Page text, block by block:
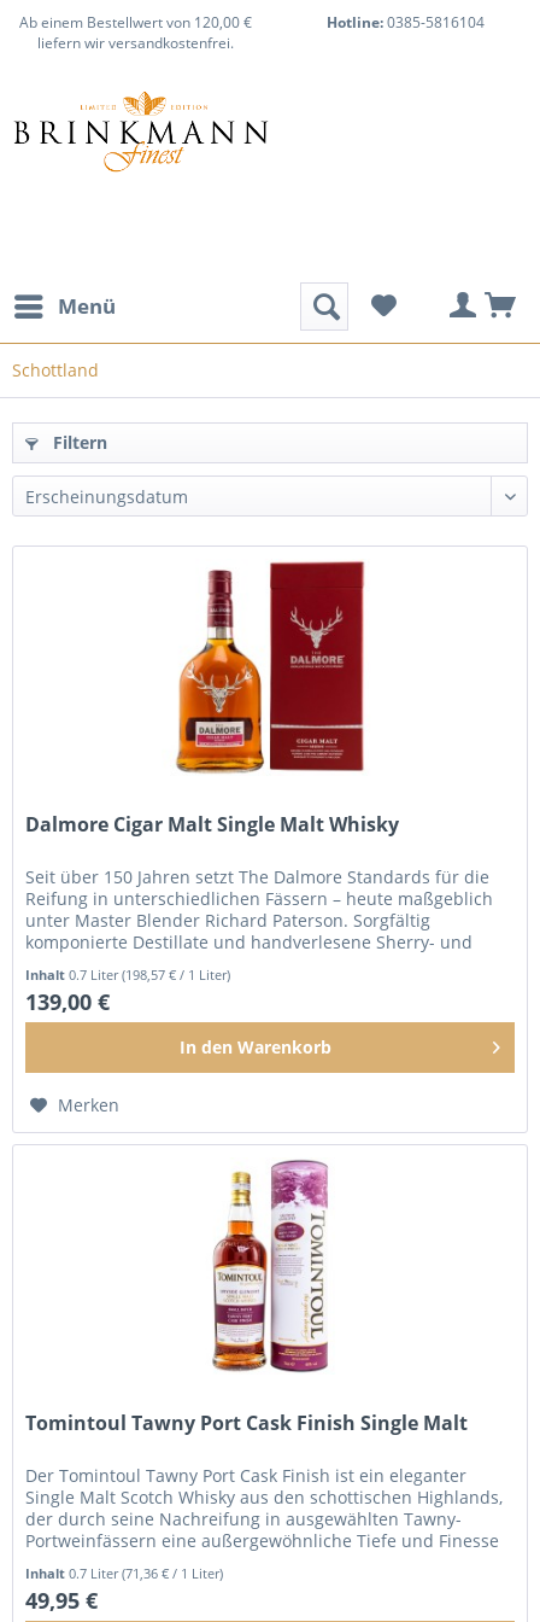
Ab einem Bestellwert von 120,00 €
liefern wir versandkostenfrei.
Hotline:0385-5816104
Menü
Schottland
Filtern
Dalmore Cigar Malt Single Malt Whisky
Seit über 150 Jahren setzt The Dalmore Standards für die
Reifung in unterschiedlichen Fässern – heute maßgeblich
unter Master Blender Richard Paterson. Sorgfältig
komponierte Destillate und handverlesene Sherry- und
Inhalt0.7 Liter(198,57 € / 1 Liter)
139,00 €
In den Warenkorb
Merken
Tomintoul Tawny Port Cask Finish Single Malt
Der Tomintoul Tawny Port Cask Finish ist ein eleganter
Single Malt Scotch Whisky aus den schottischen Highlands,
der durch seine Nachreifung in ausgewählten Tawny-
Portweinfässern eine außergewöhnliche Tiefe und Finesse
Inhalt0.7 Liter(71,36 € / 1 Liter)
49,95 €